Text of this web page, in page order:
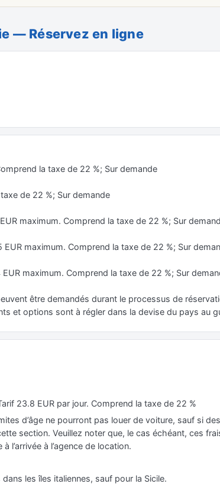
— Réservez en ligne
la taxe de 22 %; Sur demande
de 22 %; Sur demande
maximum. Comprend la taxe de 22 %; Sur
EUR maximum. Comprend la taxe de 22 %; Sur
maximum. Comprend la taxe de 22 %; Sur
être demandés durant le processus de
et options sont à régler dans la devise du pays au
23.8 EUR par jour. Comprend la taxe de 22 %
d’âge ne pourront pas louer de voiture, sauf si
section. Veuillez noter que, le cas échéant, ces
l’arrivée à l’agence de location.
les îles italiennes, sauf pour la Sicile.